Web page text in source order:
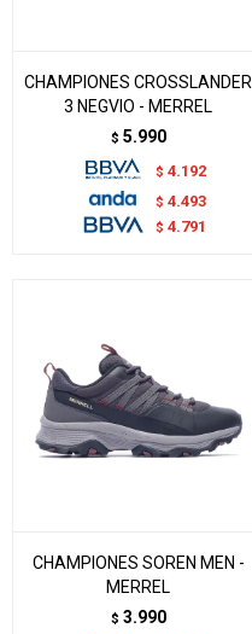
CHAMPIONES CROSSLANDER
3 NEGVIO - MERREL
$ 5.990
$ 4.192
$ 4.493
$ 4.791
CHAMPIONES SOREN MEN -
MERREL
$ 3.990